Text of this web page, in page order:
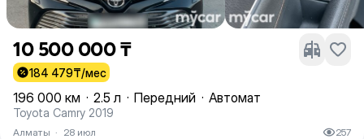
10 500 000 ₸
184 479₸/мес
196 000 км · 2.5 л · Передний · Автомат
Toyota Camry 2019
Алматы · 28 июл 257